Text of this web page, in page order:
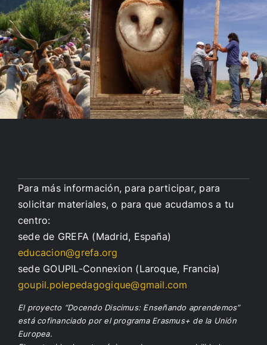
Para más información, para participar, para
solicitar materiales, o para que acudamos a tu
centro:
sede de GREFA (Madrid, España)
educacion@grefa.org
sede GOUPIL-Connexion (Laroque, Francia)
goupil.polepedagogique@gmail.com
El proyecto “Docendo Discimus: Enseñando aprendemos”
está cofinanciado por el programa Erasmus+ de la Unión
Europea.